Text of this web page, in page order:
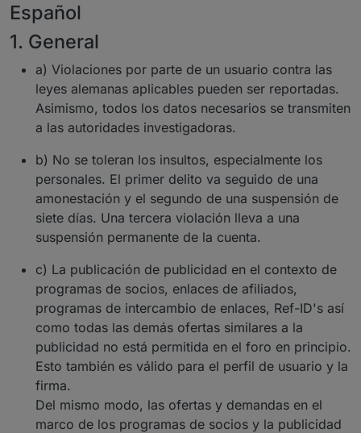
Español
1. General
a) Violaciones por parte de un usuario contra las
leyes alemanas aplicables pueden ser reportadas.
Asimismo, todos los datos necesarios se transmiten
a las autoridades investigadoras.
b) No se toleran los insultos, especialmente los
personales. El primer delito va seguido de una
amonestación y el segundo de una suspensión de
siete días. Una tercera violación lleva a una
suspensión permanente de la cuenta.
c) La publicación de publicidad en el contexto de
programas de socios, enlaces de afiliados,
programas de intercambio de enlaces, Ref-ID's así
como todas las demás ofertas similares a la
publicidad no está permitida en el foro en principio.
Esto también es válido para el perfil de usuario y la
firma.
Del mismo modo, las ofertas y demandas en el
marco de los programas de socios y la publicidad